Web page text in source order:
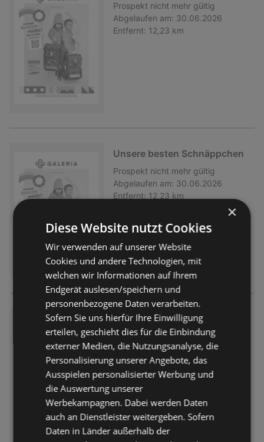
Prospekt nicht mehr gültig
Abgelaufen am: 30.06.2026
Entfernt: 12,23 km
Unsere besten Schnäppchen
Prospekt nicht mehr gültig
Abgelaufen am: 30.06.2026
Entfernt: 12,23 km
Rabatte und Aktionen
Prospekt
nicht mehr gültig
Abgelaufen am: 30.06.2026
Entfernt: 12,23 km
×
Diese Website nutzt Cookies
Wir verwenden auf unserer Website
Cookies und andere Technologien, mit
welchen wir Informationen auf Ihrem
Endgerät auslesen/speichern und
personenbezogene Daten verarbeiten.
Sofern Sie uns hierfür Ihre Einwilligung
erteilen, geschieht dies für die Einbindung
externer Medien, die Nutzungsanalyse, die
Personalisierung unserer Angebote, das
Ausspielen personalisierter Werbung und
die Auswertung unserer
Werbekampagnen. Dabei werden Daten
auch an Dienstleister weitergeben. Sofern
Daten in Länder außerhalb der